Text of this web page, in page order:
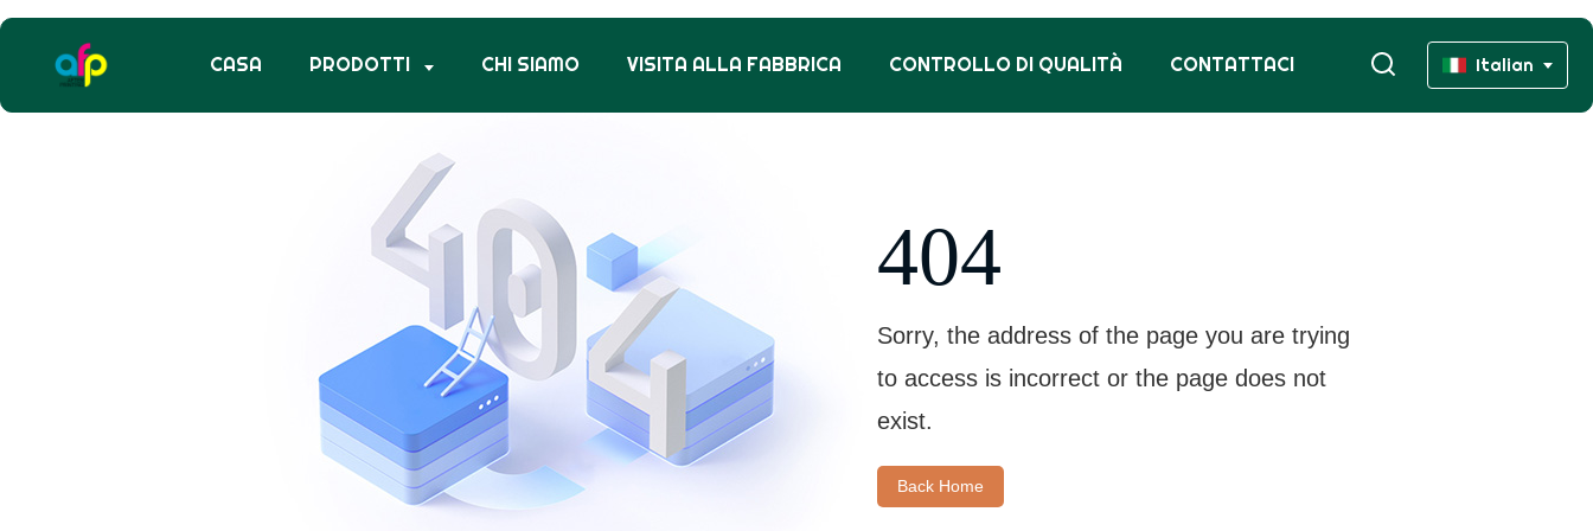
CASA PRODOTTI CHI SIAMO VISITA ALLA FABBRICA CONTROLLO DI QUALITÀ CONTATTACI Italian
404
Sorry, the address of the page you are trying
to access is incorrect or the page does not
exist.
Back Home